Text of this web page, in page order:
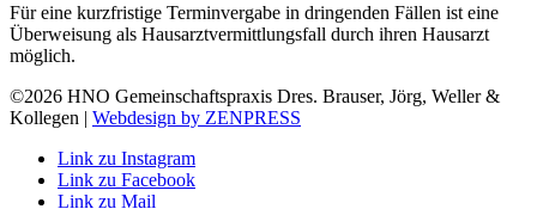
Für eine kurzfristige Terminvergabe in dringenden Fällen ist eine
Überweisung als Hausarztvermittlungsfall durch ihren Hausarzt
möglich.
©2026 HNO Gemeinschaftspraxis Dres. Brauser, Jörg, Weller &
Kollegen | Webdesign by ZENPRESS
Link zu Instagram
Link zu Facebook
Link zu Mail